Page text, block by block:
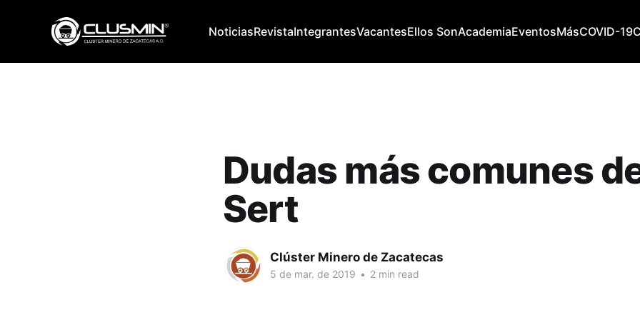
NoticiasRevistaIntegrantesVacantesEllos SonAcademiaEventosMásCOVID-19
Dudas más comunes
Sert
Clúster Minero de Zacatecas
5 de mar. de 2019 • 2 min read